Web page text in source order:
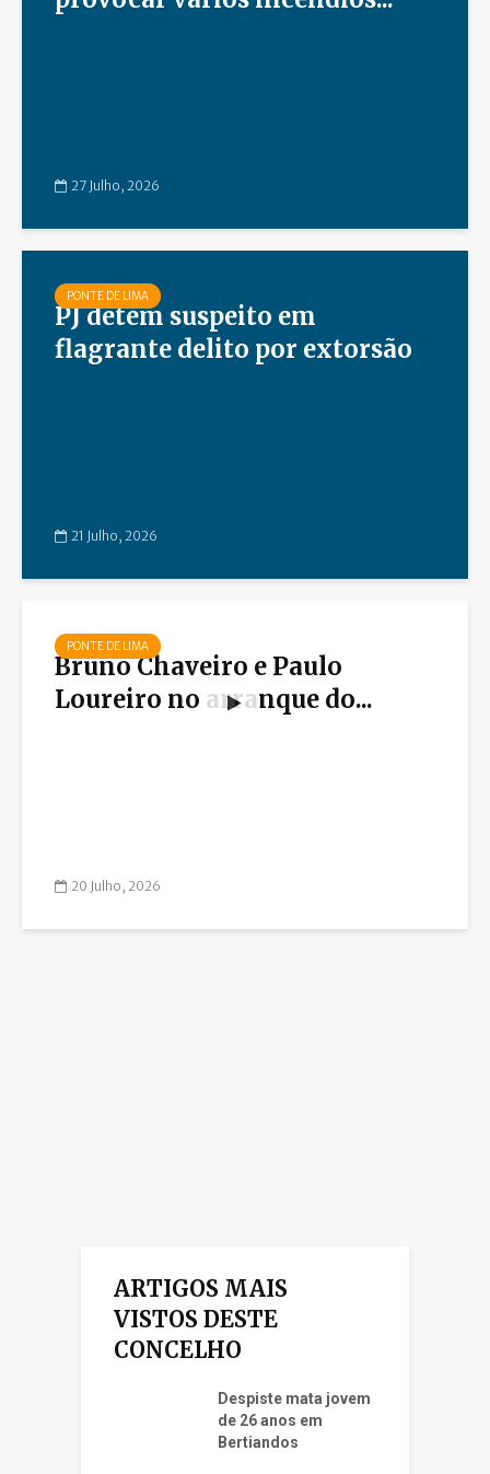
27 Julho, 2026
PONTE DE LIMA
PJ detém suspeito em
flagrante delito por extorsão
21 Julho, 2026
PONTE DE LIMA
Bruno Chaveiro e Paulo
Loureiro no arranque do...
20 Julho, 2026
ARTIGOS MAIS
VISTOS DESTE
CONCELHO
Despiste mata jovem
de 26 anos em
Bertiandos